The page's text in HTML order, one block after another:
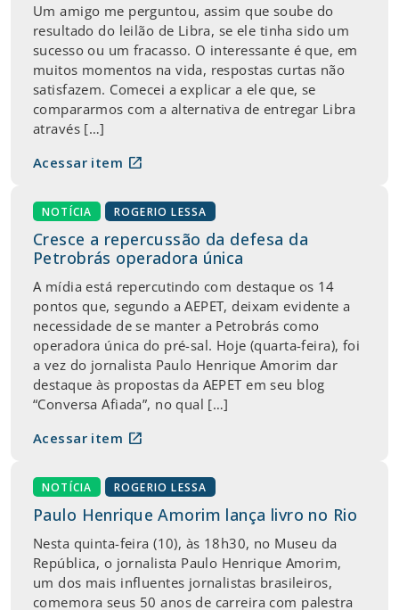
Um amigo me perguntou, assim que soube do
resultado do leilão de Libra, se ele tinha sido um
sucesso ou um fracasso. O interessante é que, em
muitos momentos na vida, respostas curtas não
satisfazem. Comecei a explicar a ele que, se
compararmos com a alternativa de entregar Libra
através […]
Acessar item open_in_new
NOTÍCIA ROGERIO LESSA
Cresce a repercussão da defesa da
Petrobrás operadora única
A mídia está repercutindo com destaque os 14
pontos que, segundo a AEPET, deixam evidente a
necessidade de se manter a Petrobrás como
operadora única do pré-sal. Hoje (quarta-feira), foi
a vez do jornalista Paulo Henrique Amorim dar
destaque às propostas da AEPET em seu blog
“Conversa Afiada”, no qual […]
Acessar item open_in_new
NOTÍCIA ROGERIO LESSA
Paulo Henrique Amorim lança livro no Rio
Nesta quinta-feira (10), às 18h30, no Museu da
República, o jornalista Paulo Henrique Amorim,
um dos mais influentes jornalistas brasileiros,
comemora seus 50 anos de carreira com palestra